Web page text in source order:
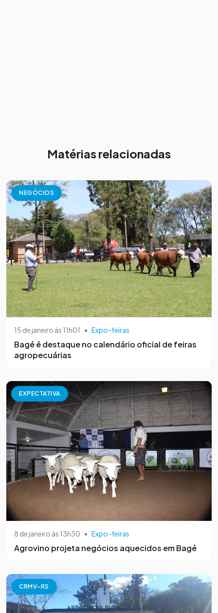
Matérias relacionadas
NEGÓCIOS
15 de janeiro às 11h01 • Expo-feiras
Bagé é destaque no calendário oficial de feiras
agropecuárias
EXPECTATIVA
8 de janeiro às 13h30 • Expo-feiras
Agrovino projeta negócios aquecidos em Bagé
CRMV-RS